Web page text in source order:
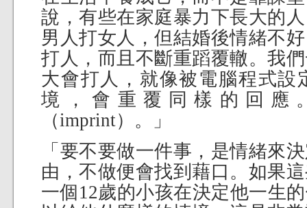
說，有些在家庭暴力下長大的
男人打女人，但結婚後情緒不
打人，而且不斷重蹈覆轍。我
大會打人，就像被電腦程式設
境，會重覆同樣的回應
（imprint）。」
「要不要做一件事，是情緒來
由，不做便會找到藉口。如果
一個12歲的小孩在決定他一生